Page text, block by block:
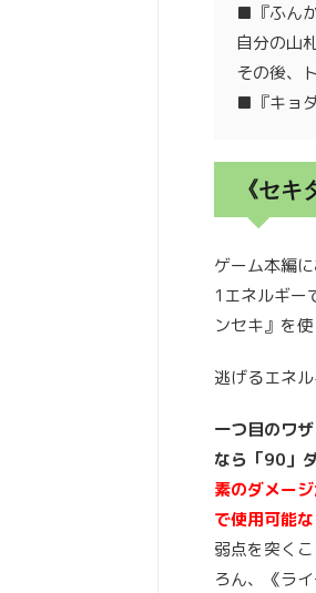
■『ふん
自分の山
その後、
■『キョ
《セ
ゲーム本編
1エネルギー
ンセキ』を
逃げるエネ
一つ目のワ
なら「90」
素のダメー
で使用可能
弱点を突く
ろん、《ラ